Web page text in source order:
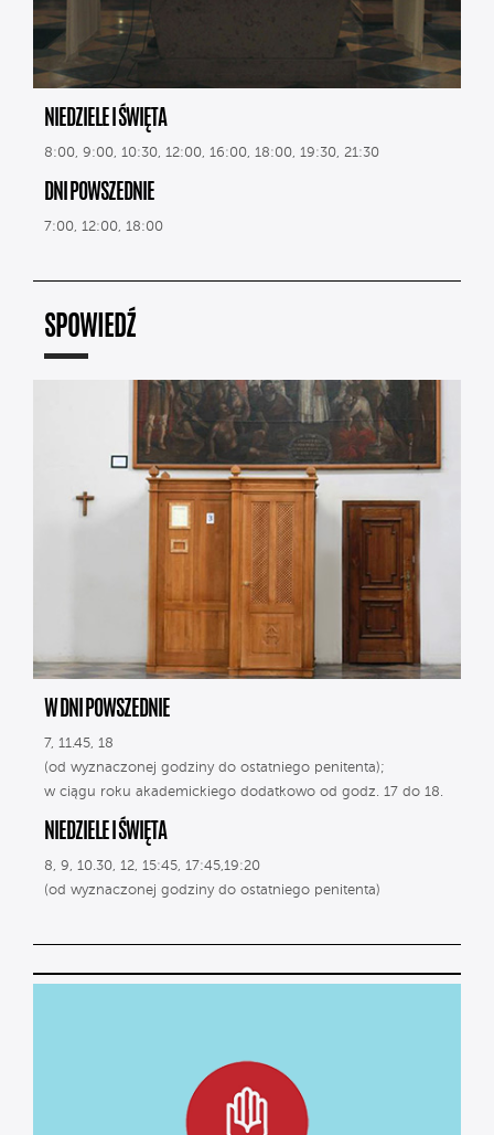
NIEDZIELE I ŚWIĘTA
8:00, 9:00, 10:30, 12:00, 16:00, 18:00, 19:30, 21:30
DNI POWSZEDNIE
7:00, 12:00, 18:00
SPOWIEDŹ
W DNI POWSZEDNIE
7, 11.45, 18
(od wyznaczonej godziny do ostatniego penitenta);
w ciągu roku akademickiego dodatkowo od godz. 17 do 18.
NIEDZIELE I ŚWIĘTA
8, 9, 10.30, 12, 15:45, 17:45,19:20
(od wyznaczonej godziny do ostatniego penitenta)